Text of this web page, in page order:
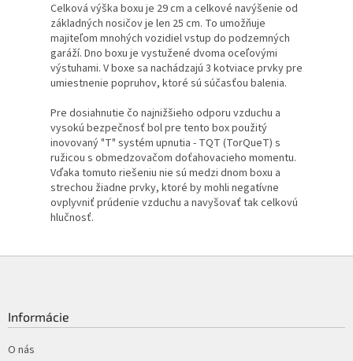
Celková výška boxu je 29 cm a celkové navýšenie od
základných nosičov je len 25 cm. To umožňuje
majiteľom mnohých vozidiel vstup do podzemných
garáží. Dno boxu je vystužené dvoma oceľovými
výstuhami. V boxe sa nachádzajú 3 kotviace prvky pre
umiestnenie popruhov, ktoré sú súčasťou balenia.
Pre dosiahnutie čo najnižšieho odporu vzduchu a
vysokú bezpečnosť bol pre tento box použitý
inovovaný "T" systém upnutia - TQT (TorQueT) s
ružicou s obmedzovačom doťahovacieho momentu.
Vďaka tomuto riešeniu nie sú medzi dnom boxu a
strechou žiadne prvky, ktoré by mohli negatívne
ovplyvniť prúdenie vzduchu a navyšovať tak celkovú
hlučnosť.
Informácie
O nás